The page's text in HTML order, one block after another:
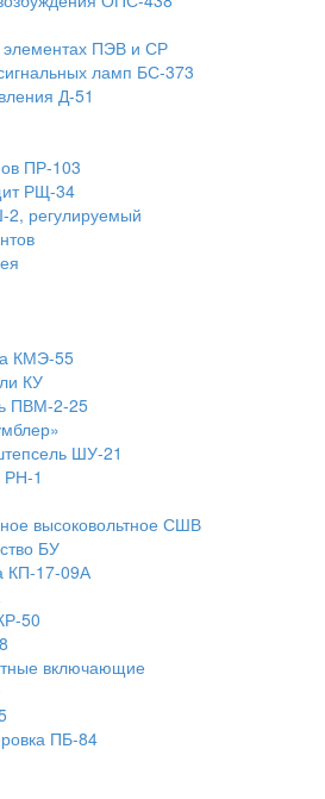
элементах ПЭВ и СР
ламп БС-373
Д-51
ПР-103
РЩ-34
регулируемый
КМЭ-55
КУ
ПВМ-2-25
ШУ-21
РН-1
высоковольтное СШВ
БУ
КП-17-09А
50
включающие
ПБ-84